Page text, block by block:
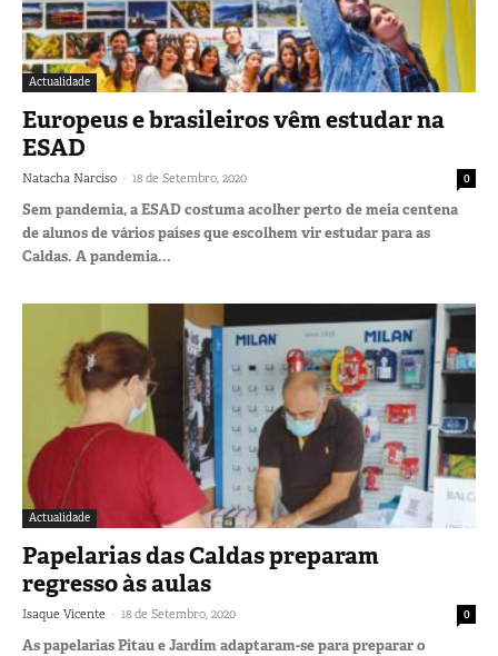
Actualidade
Europeus e brasileiros vêm estudar na
ESAD
Natacha Narciso - 18 de Setembro, 2020 0
Sem pandemia, a ESAD costuma acolher perto de meia centena
de alunos de vários países que escolhem vir estudar para as
Caldas. A pandemia...
Actualidade
Papelarias das Caldas preparam
regresso às aulas
Isaque Vicente - 18 de Setembro, 2020 0
As papelarias Pitau e Jardim adaptaram-se para preparar o